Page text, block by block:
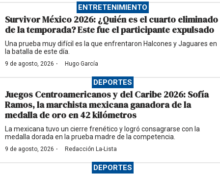
ENTRETENIMIENTO
Survivor México 2026: ¿Quién es el cuarto eliminado
de la temporada? Este fue el participante expulsado
Una prueba muy difícil es la que enfrentaron Halcones y Jaguares en
la batalla de este día.
9 de agosto, 2026 · Hugo García
DEPORTES
Juegos Centroamericanos y del Caribe 2026: Sofía
Ramos, la marchista mexicana ganadora de la
medalla de oro en 42 kilómetros
La mexicana tuvo un cierre frenético y logró consagrarse con la
medalla dorada en la prueba madre de la competencia.
9 de agosto, 2026 · Redacción La-Lista
DEPORTES